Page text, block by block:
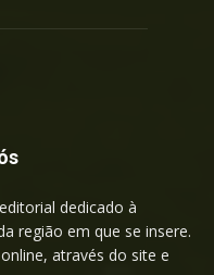
dedicado à
região em que se insere.
através do site e